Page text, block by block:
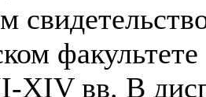
XIV вв. В